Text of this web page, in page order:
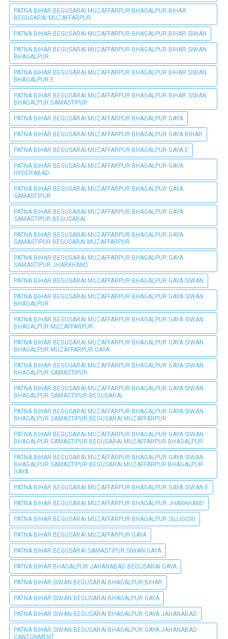
PATNA BIHAR BEGUSARAI MUZAFFARPUR BHAGALPUR BIHAR
BEGUSARAI MUZAFFARPUR
PATNA BIHAR BEGUSARAI MUZAFFARPUR BHAGALPUR BIHAR SIWAN
PATNA BIHAR BEGUSARAI MUZAFFARPUR BHAGALPUR BIHAR SIWAN
BHAGALPUR
PATNA BIHAR BEGUSARAI MUZAFFARPUR BHAGALPUR BIHAR SIWAN
BHAGALPUR E
PATNA BIHAR BEGUSARAI MUZAFFARPUR BHAGALPUR BIHAR SIWAN
BHAGALPUR SAMASTIPUR
PATNA BIHAR BEGUSARAI MUZAFFARPUR BHAGALPUR GAYA
PATNA BIHAR BEGUSARAI MUZAFFARPUR BHAGALPUR GAYA BIHAR
PATNA BIHAR BEGUSARAI MUZAFFARPUR BHAGALPUR GAYA E
PATNA BIHAR BEGUSARAI MUZAFFARPUR BHAGALPUR GAYA
HYDERABAD
PATNA BIHAR BEGUSARAI MUZAFFARPUR BHAGALPUR GAYA
SAMASTIPUR
PATNA BIHAR BEGUSARAI MUZAFFARPUR BHAGALPUR GAYA
SAMASTIPUR BEGUSARAI
PATNA BIHAR BEGUSARAI MUZAFFARPUR BHAGALPUR GAYA
SAMASTIPUR BEGUSARAI MUZAFFARPUR
PATNA BIHAR BEGUSARAI MUZAFFARPUR BHAGALPUR GAYA
SAMASTIPUR JHARKHAND
PATNA BIHAR BEGUSARAI MUZAFFARPUR BHAGALPUR GAYA SIWAN
PATNA BIHAR BEGUSARAI MUZAFFARPUR BHAGALPUR GAYA SIWAN
BHAGALPUR
PATNA BIHAR BEGUSARAI MUZAFFARPUR BHAGALPUR GAYA SIWAN
BHAGALPUR MUZAFFARPUR
PATNA BIHAR BEGUSARAI MUZAFFARPUR BHAGALPUR GAYA SIWAN
BHAGALPUR MUZAFFARPUR GAYA
PATNA BIHAR BEGUSARAI MUZAFFARPUR BHAGALPUR GAYA SIWAN
BHAGALPUR SAMASTIPUR
PATNA BIHAR BEGUSARAI MUZAFFARPUR BHAGALPUR GAYA SIWAN
BHAGALPUR SAMASTIPUR BEGUSARAI
PATNA BIHAR BEGUSARAI MUZAFFARPUR BHAGALPUR GAYA SIWAN
BHAGALPUR SAMASTIPUR BEGUSARAI MUZAFFARPUR
PATNA BIHAR BEGUSARAI MUZAFFARPUR BHAGALPUR GAYA SIWAN
BHAGALPUR SAMASTIPUR BEGUSARAI MUZAFFARPUR BHAGALPUR
PATNA BIHAR BEGUSARAI MUZAFFARPUR BHAGALPUR GAYA SIWAN
BHAGALPUR SAMASTIPUR BEGUSARAI MUZAFFARPUR BHAGALPUR
GAYA
PATNA BIHAR BEGUSARAI MUZAFFARPUR BHAGALPUR GAYA SIWAN E
PATNA BIHAR BEGUSARAI MUZAFFARPUR BHAGALPUR JHARKHAND
PATNA BIHAR BEGUSARAI MUZAFFARPUR BHAGALPUR SILLIGORI
PATNA BIHAR BEGUSARAI MUZAFFARPUR GAYA
PATNA BIHAR BEGUSARAI SAMASTIPUR SIWAN GAYA
PATNA BIHAR BHAGALPUR JAHANABAD BEGUSARAI GAYA
PATNA BIHAR SIWAN BEGUSARAI BHAGALPUR BIHAR
PATNA BIHAR SIWAN BEGUSARAI BHAGALPUR GAYA
PATNA BIHAR SIWAN BEGUSARAI BHAGALPUR GAYA JAHANABAD
PATNA BIHAR SIWAN BEGUSARAI BHAGALPUR GAYA JAHANABAD
CANTONMENT